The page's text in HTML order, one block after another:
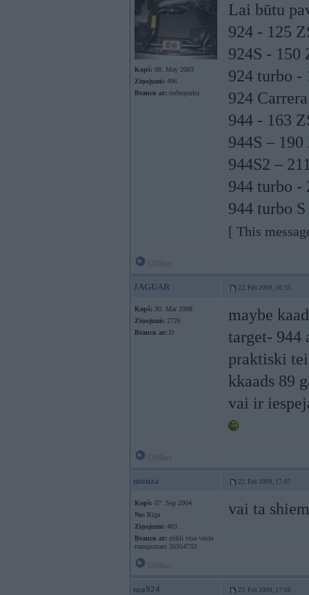
Kopš: 08. May 2003
Ziņojumi: 496
Braucu ar: turboporku
Lai būtu
924 - 125
924S - 150
924 turbo -
924
944 - 163
944S – 190
944S2 –
944 turbo -
944 turbo
[ This
JAGUAR 22. Feb 2009, 16:35
Kopš: 30. Mar 2008
Ziņojumi: 2726
Braucu ar: D
maybe
target- 944
praktiski
kkaads 89
vai ir
monza 22. Feb 2009, 17:07
Kopš: 07. Sep 2004
No: Rīga
Ziņojumi: 403
Braucu ar: stikli visa veida
transportam 26354733
vai ta
ma924 22. Feb 2009, 17:08